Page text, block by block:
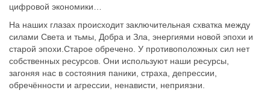
цифровой экономики…
На наших глазах происходит заключительная схватка между
силами Света и тьмы, Добра и Зла, энергиями новой эпохи и
старой эпохи.Старое обречено. У противоположных сил нет
собственных ресурсов. Они используют наши ресурсы,
загоняя нас в состояния паники, страха, депрессии,
обречённости и агрессии, ненависти, неприязни.